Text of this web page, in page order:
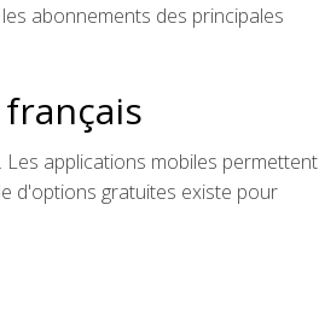
abonnements des principales
applications mobiles permettent
d'options gratuites existe pour